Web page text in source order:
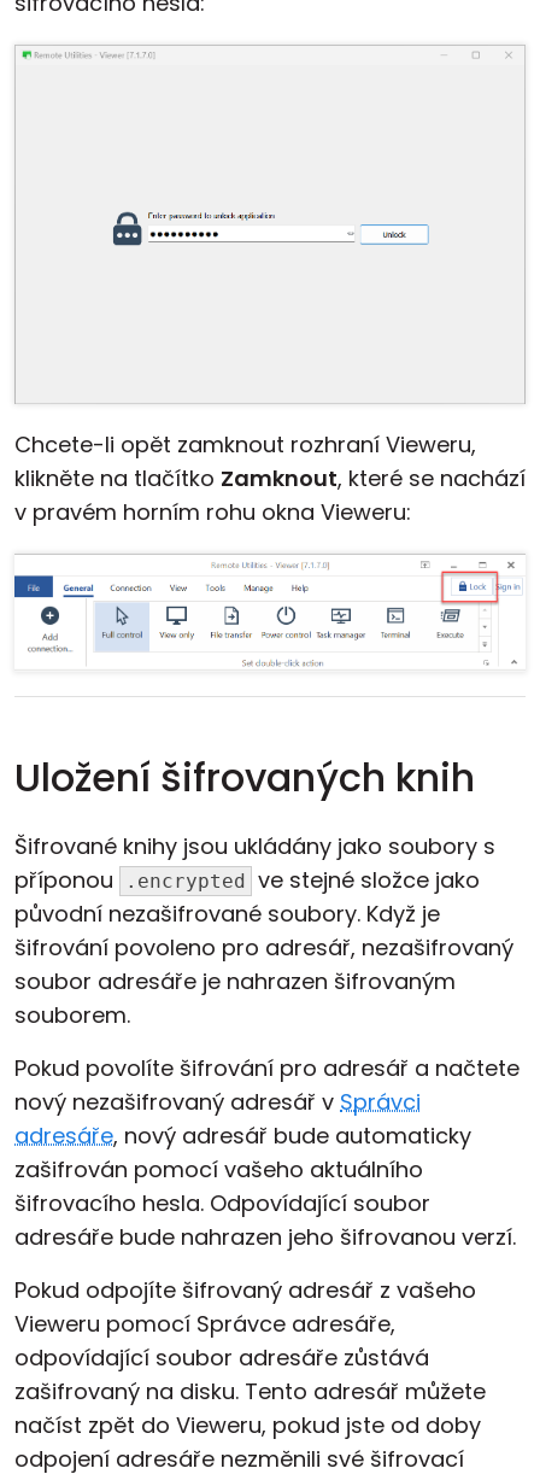
Chcete-li opět zamknout rozhraní Vieweru,
klikněte na tlačítko Zamknout, které se nachází
v pravém horním rohu okna Vieweru:
Uložení šifrovaných knih
Šifrované knihy jsou ukládány jako soubory s
příponou
.encrypted
ve stejné složce jako
původní nezašifrované soubory. Když je
šifrování povoleno pro adresář, nezašifrovaný
soubor adresáře je nahrazen šifrovaným
souborem.
Pokud povolíte šifrování pro adresář a načtete
nový nezašifrovaný adresář v Správci
adresáře, nový adresář bude automaticky
zašifrován pomocí vašeho aktuálního
šifrovacího hesla. Odpovídající soubor
adresáře bude nahrazen jeho šifrovanou verzí.
Pokud odpojíte šifrovaný adresář z vašeho
Vieweru pomocí Správce adresáře,
odpovídající soubor adresáře zůstává
zašifrovaný na disku. Tento adresář můžete
načíst zpět do Vieweru, pokud jste od doby
odpojení adresáře nezměnili své šifrovací